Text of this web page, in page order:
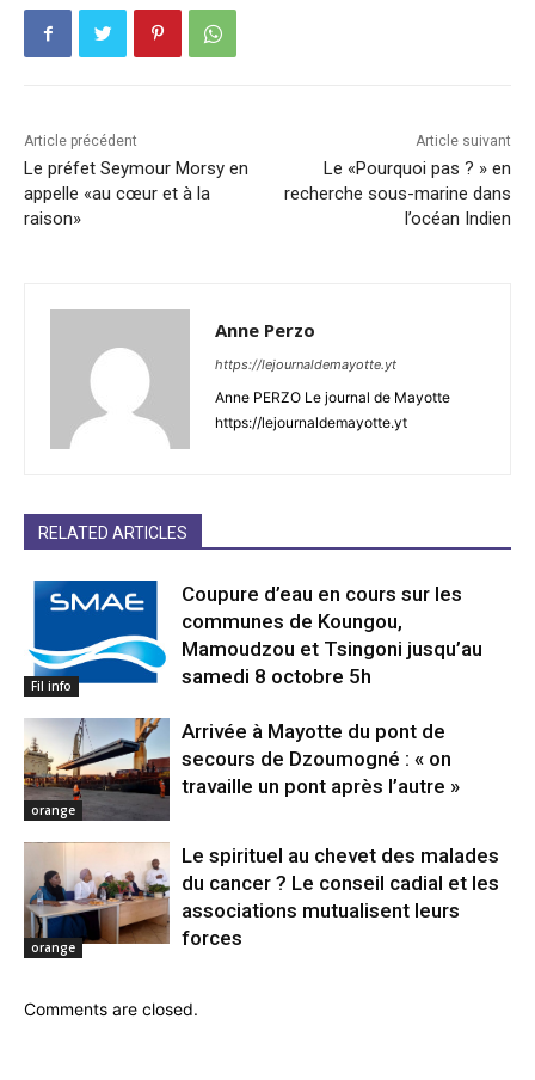
Article précédent
Le préfet Seymour Morsy en
appelle «au cœur et à la
raison»
Article suivant
Le «Pourquoi pas ? » en
recherche sous-marine dans
l’océan Indien
Anne Perzo
https://lejournaldemayotte.yt
Anne PERZO Le journal de Mayotte
https://lejournaldemayotte.yt
RELATED ARTICLES
Fil info
Coupure d’eau en cours sur les
communes de Koungou,
Mamoudzou et Tsingoni jusqu’au
samedi 8 octobre 5h
orange
Arrivée à Mayotte du pont de
secours de Dzoumogné : « on
travaille un pont après l’autre »
orange
Le spirituel au chevet des malades
du cancer ? Le conseil cadial et les
associations mutualisent leurs
forces
Comments are closed.